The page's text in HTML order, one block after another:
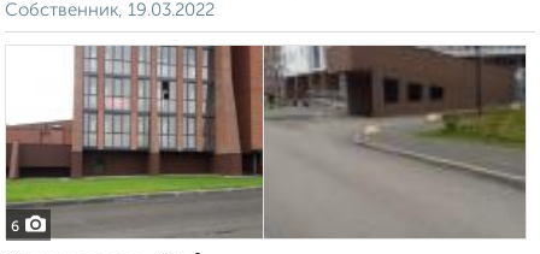
Собственник, 19.03.2022
6